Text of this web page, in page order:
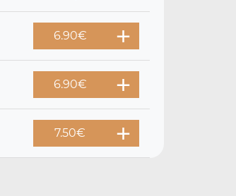
6.90€
6.90€
7.50€